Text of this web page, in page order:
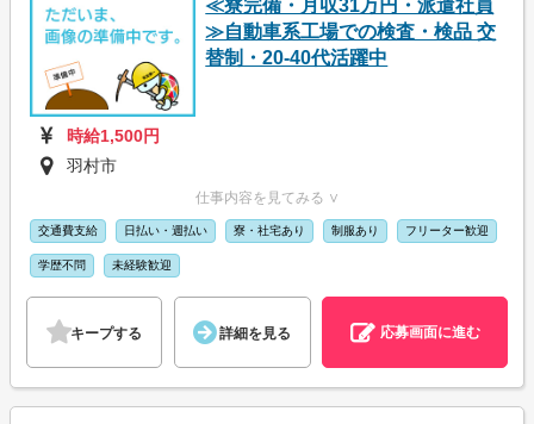
≪寮完備・月収31万円・派遣社員
≫自動車系工場での検査・検品 交
替制・20-40代活躍中
時給1,500円
羽村市
仕事内容を見てみる ∨
交通費支給 日払い・週払い 寮・社宅あり 制服あり フリーター歓迎
学歴不問 未経験歓迎
キープする 詳細を見る 応募画面に進む